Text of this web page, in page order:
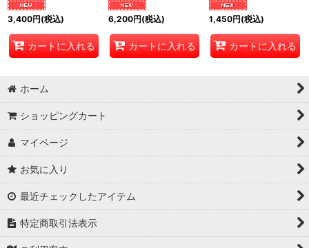
3,400円(税込)
カートに入れる
6,200円(税込)
カートに入れる
1,450円(税込)
カートに入れる
ホーム
ショッピングカート
マイページ
お気に入り
最近チェックしたアイテム
特定商取引法表示